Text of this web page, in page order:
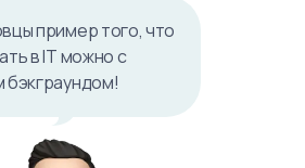
пример того, что
в IТ можно с